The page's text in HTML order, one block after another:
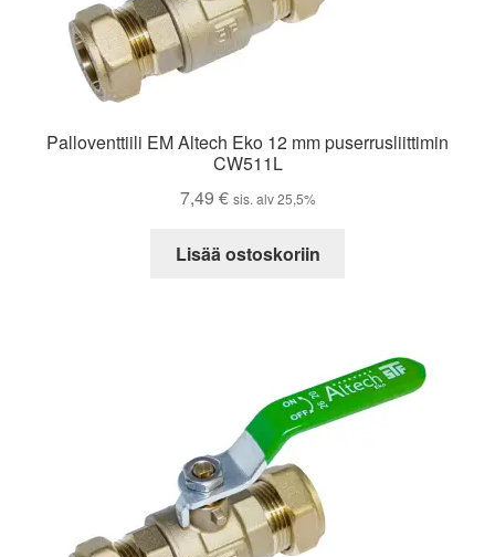
Palloventtiili EM Altech Eko 12 mm puserrusliittimin
CW511L
7,49 € sis. alv 25,5%
Lisää ostoskoriin